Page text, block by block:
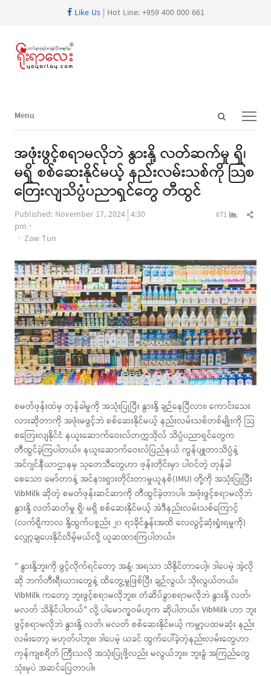
Like Us| Hot Line: +959 400 000 661
Open
panel
Menu
Menu
အဖုံးဖွင့်စရာမလိုဘဲ နွားနို့ လတ်ဆက်မှု ရှိ၊
မရှိ စစ်ဆေးနိုင်မယ့် နည်းလမ်းသစ်ကို သြစ
တြေးလျသိပ္ပံပညာရှင်တွေ တီထွင်
Published: November 17, 2024 4:30
pm
Author
Zaw Tun
671
စမတ်ဖုန်းထဲမှ တုန်ခါမှုကို အသုံးပြုပြီး နွားနို့ ချဉ်နေပြီလား၊ ကောင်းသေး
လားဆိုတာကို အဖုံးမဖွင့်ဘဲ စစ်ဆေးနိုင်မယ့် နည်းလမ်းသစ်တစ်မျိုးကို သြ
စတြေးလျနိုင်ငံ နယူးဆောက်ဝေးလ်တက္ကသိုလ် သိပ္ပံပညာရှင်တွေက
တီထွင်ခဲ့ကြပါတယ်။ နယူးဆောက်ဝေးလ်ပြည်နယ် ကွန်ပျူတာသိပ္ပံနဲ့
အင်ဂျင်နီယာဌာနမှ သုတေသီတွေဟာ ဖုန်းတိုင်းမှာ ပါဝင်တဲ့ တုန်ခါ
စေသော မော်တာနဲ့ အင်နားရှားတိုင်းတာမှုယူနစ်(IMU) တို့ကို အသုံးပြုပြီး
VibMilk ဆိုတဲ့ စမတ်ဖုန်းဆင်ဆာကို တီထွင်ခဲ့တာပါ။ အဖုံးဖွင့်စရာမလိုဘဲ
နွားနို့ လတ်ဆတ်မှု ရှိ၊ မရှိ စစ်ဆေးနိုင်မယ့် အဲဒီနည်းလမ်းသစ်ကြောင့်
(လက်ရှိကာလ နို့ထွက်ပစ္စည်း ၂၀ ရာခိုင်နှုန်းအထိ လေလွင့်ဆုံးရှုံးရမှုကို)
လျှော့ချပေးနိုင်လိမ့်မယ်လို့ ယူဆထားကြပါတယ်။
” နွားနို့ဘူးကို ဖွင့်လိုက်ရင်တော့ အနံ့၊ အရသာ သိနိုင်တာပေါ့။ ဒါပေမဲ့ အဲ့လို
ဆို ဘက်တီးရီးယားတွေနဲ့ ထိတွေ့မှုဖြစ်ပြီး ချဉ်လွယ်၊ သိုးလွယ်တယ်။
VibMilk ကတော့ ဘူးဖွင့်စရာမလိုဘူး။ တံဆိပ်ခွာစရာမလိုဘဲ နွားနို့ လတ်၊
မလတ် သိနိုင်ပါတယ်” လို့ ပါမောက္ခဝမ်ဟူက ဆိုပါတယ်။ VibMilk ဟာ ဘူး
ဖွင့်စရာမလိုဘဲ နွားနို့ လတ်၊ မလတ် စစ်ဆေးနိုင်မယ့် ကမ္ဘာ့ပထမဆုံး နည်း
လမ်းတော့ မဟုတ်ပါဘူး။ ဒါပေမဲ့ ယခင် ထွက်ပေါ်ခဲ့တဲ့နည်းလမ်းတွေဟာ
ကုန်ကျစရိတ် ကြီးသလို အသုံးပြုဖို့လည်း မလွယ်ဘူး။ ဘူးခွံ အကြည်တွေ
သုံးမှပဲ အဆင်ပြေတာပါ။